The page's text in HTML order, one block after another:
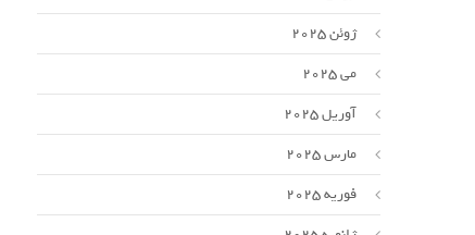
ژوئن 2025
می 2025
آوریل 2025
مارس 2025
فوریه 2025